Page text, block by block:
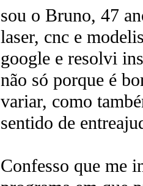
sou o Bruno, 47
laser, cnc e
google e resolvi
não só porque é
variar, como
sentido de
Confesso que me